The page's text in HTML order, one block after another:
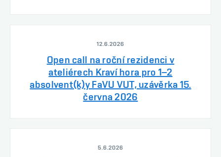
12.6.2026
Open call na roční rezidenci v
ateliérech Kraví hora pro 1–2
absolvent(k)y FaVU VUT, uzávěrka 15.
června 2026
5.6.2026